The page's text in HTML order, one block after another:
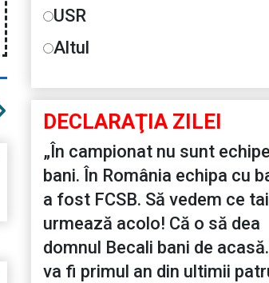
USR
Altul
DECLARAŢIA ZILEI
„În campionat nu sunt
bani. În România echipa cu
a fost FCSB. Să vedem ce
urmează acolo! Că o să dea
domnul Becali bani de
va fi primul an din ultimii